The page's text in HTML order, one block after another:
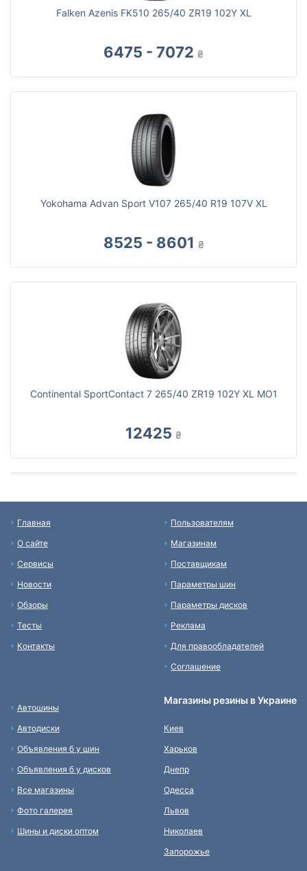
Falken Azenis FK510 265/40 ZR19 102Y XL
6475 - 7072 ₴
Yokohama Advan Sport V107 265/40 R19 107V XL
8525 - 8601 ₴
Continental SportContact 7 265/40 ZR19 102Y XL MO1
12425 ₴
Главная
О сайте
Сервисы
Новости
Обзоры
Тесты
Контакты
Пользователям
Магазинам
Поставщикам
Параметры шин
Параметры дисков
Реклама
Для правообладателей
Соглашение
Автошины
Автодиски
Объявления б у шин
Объявления б у дисков
Все магазины
Фото галерея
Шины и диски оптом
Магазины резины в Украине
Киев
Харьков
Днепр
Одесса
Львов
Николаев
Запорожье